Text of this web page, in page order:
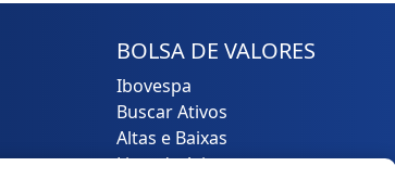
BOLSA DE VALORES
Ibovespa
Buscar Ativos
Altas e Baixas
Lista de Ativos